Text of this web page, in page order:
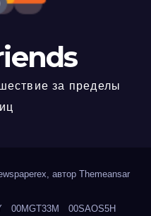
за пределы
автор Themeansar
00MGT33M 00SAOS5H